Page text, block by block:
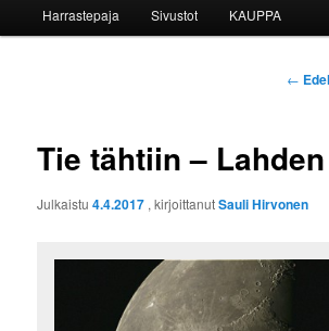
Harrastepaja Sivustot KAUPPA
←
Tie tähtiin –
Julkaistu4.4.2017 , kirjoittanutSauli Hirvonen